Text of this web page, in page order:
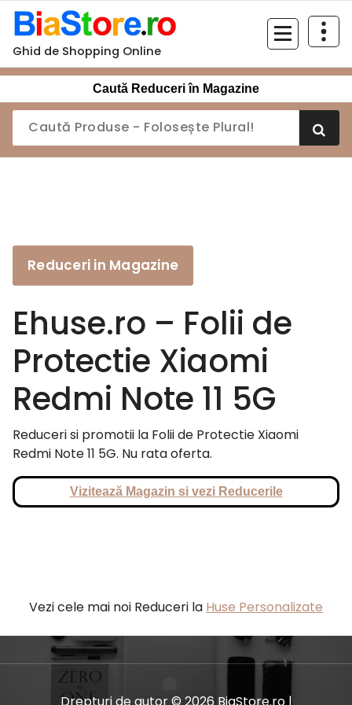
Sari
conținut
Ghid de Shopping Online
Caută Reduceri în Magazine
Reduceri in Magazine
Ehuse.ro – Folii de
Protectie Xiaomi
Redmi Note 11 5G
Reduceri si promotii la Folii de Protectie Xiaomi
Redmi Note 11 5G. Nu rata oferta.
Vizitează Magazin si vezi Reducerile
Vezi cele mai noi Reduceri la Huse Personalizate